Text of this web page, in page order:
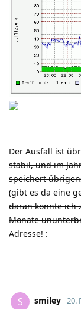
Der Ausfall ist
stabil, und im
speichert
(gibt es da eine
daran konnte ich
Monate
Adresse!:
S smiley 20.